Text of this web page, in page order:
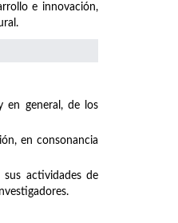
e innovación,
en general, de los
en consonancia
actividades de